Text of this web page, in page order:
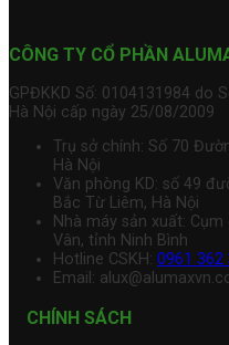
CÔNG TY CỔ PHẦN
GPĐKKD Số: 0104131984 do
Hà Nội cấp ngày 25/08/2009
Trụ sở chính: Số 70
Hà Nội
Văn phòng KD: số 49
Bắc Từ Liêm, Hà Nội
Nhà máy sản xuất:
Vân, tỉnh Ninh Bình
Hotline CSKH: 0961 362
Email:
CHÍNH SÁCH